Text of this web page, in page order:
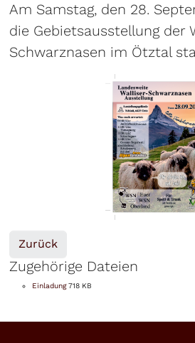
Am Samstag, den 28.
die Gebietsausstellung der
Schwarznasen im Ötztal
Zurück
Zugehörige Dateien
Einladung718 KB